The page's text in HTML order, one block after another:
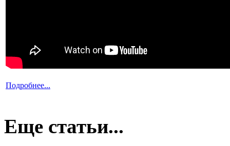
Подробнее...
Еще статьи...